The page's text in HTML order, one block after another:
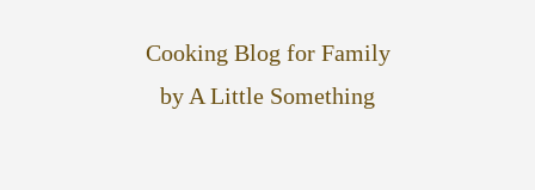
Cooking Blog for Family
by A Little Something